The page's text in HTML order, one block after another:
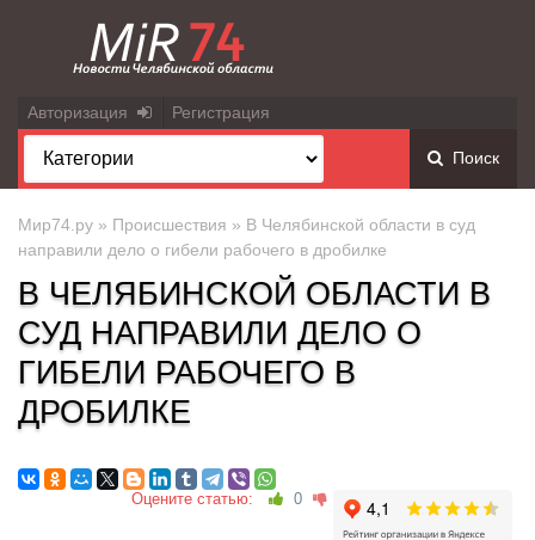
Авторизация Регистрация
Поиск
Мир74.ру » Происшествия » В Челябинской области в суд
направили дело о гибели рабочего в дробилке
В ЧЕЛЯБИНСКОЙ ОБЛАСТИ В
СУД НАПРАВИЛИ ДЕЛО О
ГИБЕЛИ РАБОЧЕГО В
ДРОБИЛКЕ
Оцените статью: 0